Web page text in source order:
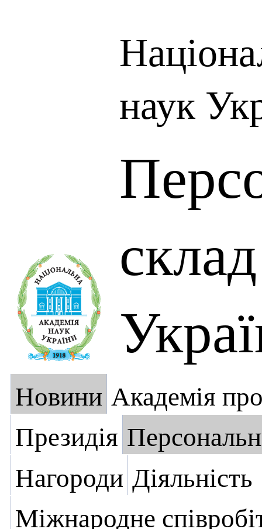
наук
Новини Академія
Президія
Нагороди Діяльність
Міжнародне